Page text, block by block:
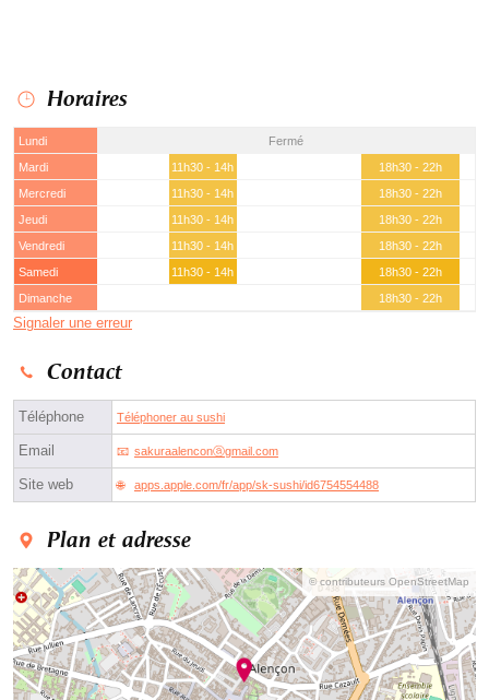
Horaires
Lundi
Fermé
Mardi
11h30 - 14h
18h30 - 22h
Mercredi
11h30 - 14h
18h30 - 22h
Jeudi
11h30 - 14h
18h30 - 22h
Vendredi
11h30 - 14h
18h30 - 22h
Samedi
11h30 - 14h
18h30 - 22h
Dimanche
18h30 - 22h
Signaler une erreur
Contact
Téléphone Téléphoner au sushi
Email sakuraalenconⓐgmail.com
Site web apps.apple.com/fr/app/sk-sushi/id6754554488
Plan et adresse
© contributeurs OpenStreetMap